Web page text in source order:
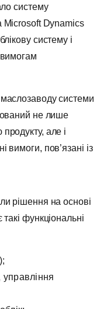
систему
Dynamіcs
систему і
системи
не лише
але і
вимоги, пов’язані із
рішення на основі
функціональні
управління